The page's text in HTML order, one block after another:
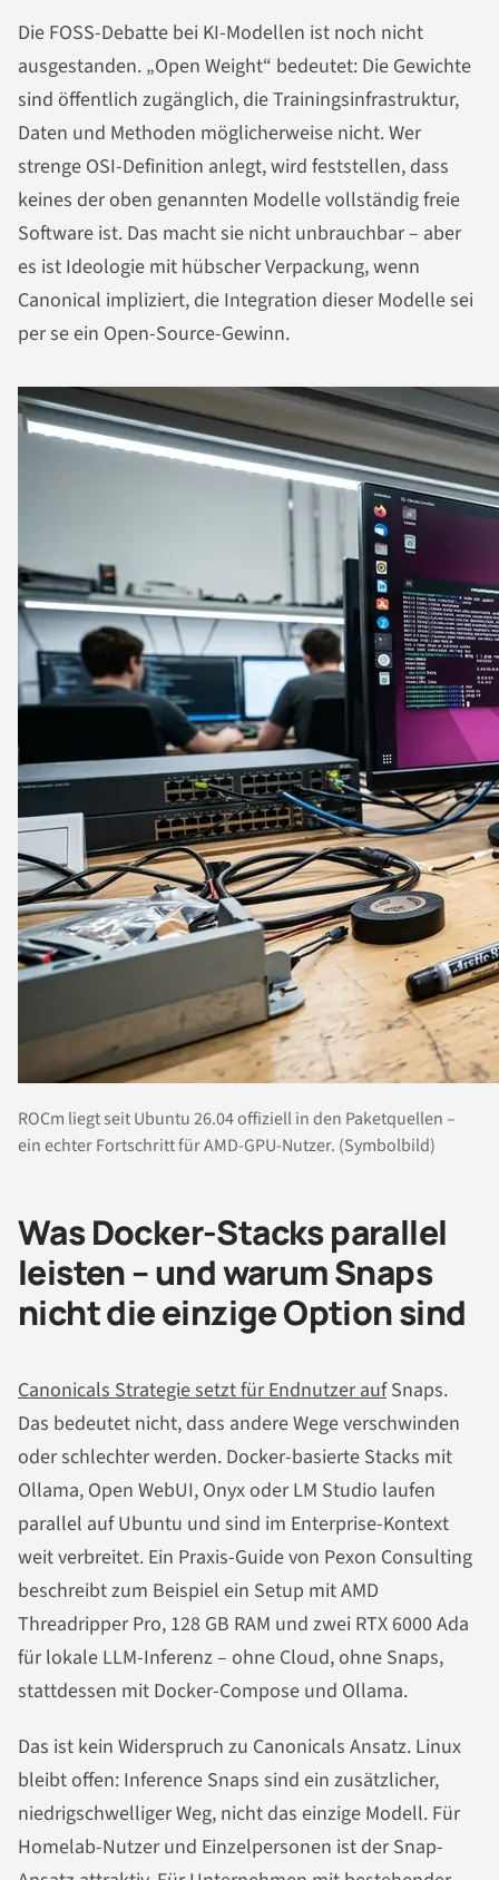
Die FOSS-Debatte bei KI-Modellen ist noch nicht
ausgestanden. „Open Weight“ bedeutet: Die Gewichte
sind öffentlich zugänglich, die Trainingsinfrastruktur,
Daten und Methoden möglicherweise nicht. Wer
strenge OSI-Definition anlegt, wird feststellen, dass
keines der oben genannten Modelle vollständig freie
Software ist. Das macht sie nicht unbrauchbar – aber
es ist Ideologie mit hübscher Verpackung, wenn
Canonical impliziert, die Integration dieser Modelle sei
per se ein Open-Source-Gewinn.
ROCm liegt seit Ubuntu 26.04 offiziell in den Paketquellen –
ein echter Fortschritt für AMD-GPU-Nutzer. (Symbolbild)
Was Docker-Stacks parallel
leisten – und warum Snaps
nicht die einzige Option sind
Canonicals Strategie setzt für Endnutzer aufSnaps.
Das bedeutet nicht, dass andere Wege verschwinden
oder schlechter werden. Docker-basierte Stacks mit
Ollama, Open WebUI, Onyx oder LM Studio laufen
parallel auf Ubuntu und sind im Enterprise-Kontext
weit verbreitet. Ein Praxis-Guide von Pexon Consulting
beschreibt zum Beispiel ein Setup mit AMD
Threadripper Pro, 128 GB RAM und zwei RTX 6000 Ada
für lokale LLM-Inferenz – ohne Cloud, ohne Snaps,
stattdessen mit Docker-Compose und Ollama.
Das ist kein Widerspruch zu Canonicals Ansatz. Linux
bleibt offen: Inference Snaps sind ein zusätzlicher,
niedrigschwelliger Weg, nicht das einzige Modell. Für
Homelab-Nutzer und Einzelpersonen ist der Snap-